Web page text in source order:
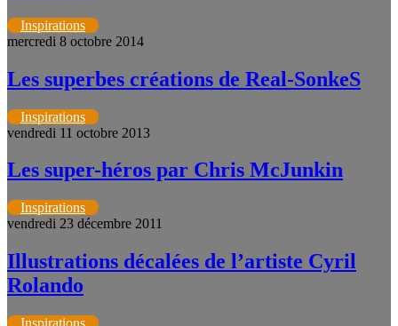
Inspirations
mercredi 8 octobre 2014
Les superbes créations de Real-SonkeS
Inspirations
vendredi 11 octobre 2013
Les super-héros par Chris McJunkin
Inspirations
vendredi 23 décembre 2011
Illustrations décalées de l’artiste Cyril
Rolando